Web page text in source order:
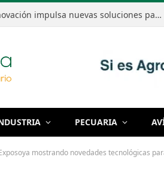
Bayer mostró cómo la innovación impulsa nuevas soluciones para producir de manera cada vez más eficiente
PECUARIA
mostrando novedades tecnológicas